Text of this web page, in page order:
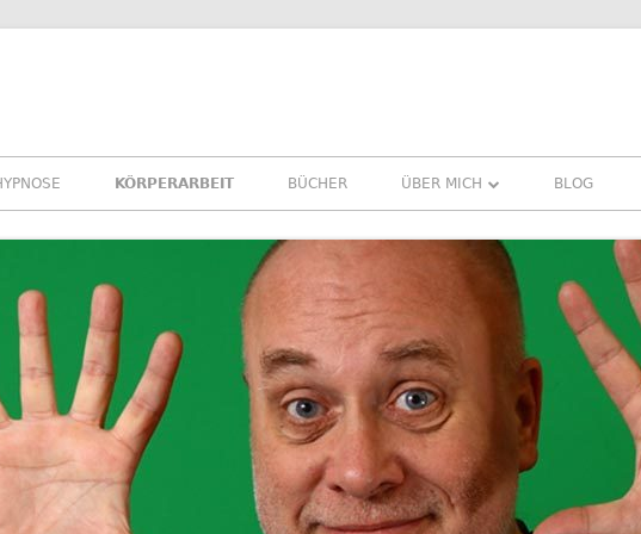
KÖRPERARBEIT BÜCHER ÜBER MICH
REFERENZEN ERFAHRUNGEN UND
NEWSLETTER
BLOG